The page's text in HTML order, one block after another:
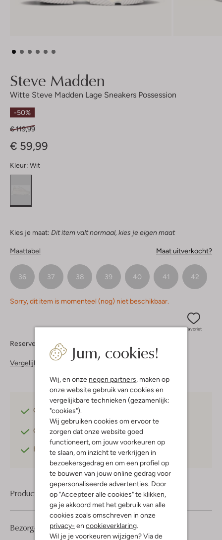
Jum, cookies!
Wij, en onze negen partners , maken op
onze website gebruik van cookies en
vergelijkbare technieken (gezamenlijk:
"cookies").
Wij gebruiken cookies om ervoor te
zorgen dat onze website goed
functioneert, om jouw voorkeuren op
te slaan, om inzicht te verkrijgen in
bezoekersgedrag en om een profiel op
te bouwen van jouw online gedrag voor
gepersonaliseerde advertenties. Door
op "Accepteer alle cookies" te klikken,
ga je akkoord met het gebruik van alle
cookies zoals omschreven in onze
privacy- en cookieverklaring
Wil je je voorkeuren wijzigen? Via de
Steve Madden
Witte Steve Madden Lage Sneakers Possession
-50%
€ 119,99
€ 59,99
Kleur: Wit
Kies je maat: Dit item valt normaal, kies je eigen maat
Maattabel Maat uitverkocht?
36 37 38 39 40 41 42
Sorry, dit item is momenteel (nog) niet beschikbaar.
Favoriet
Reserveer direct in een van onze 37 boutiques
Vergelijkbare items
Gratis verzending
Gratis retournerenbinnen 30 dagen*
Betaal achteraf met Klarna
Product informatie
Bezorgen & retourneren